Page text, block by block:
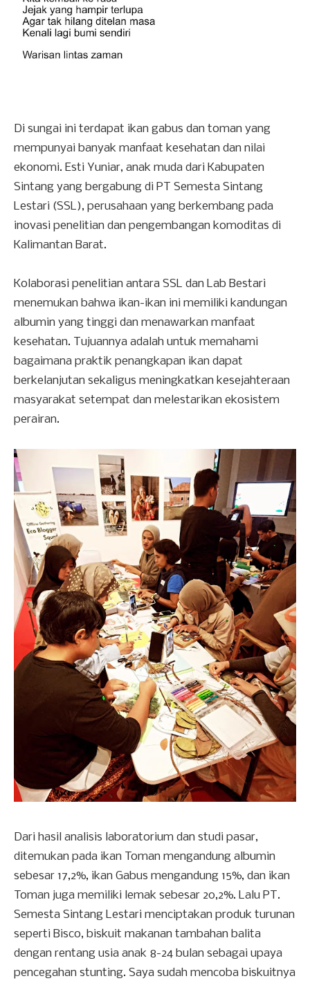
Di sungai ini terdapat ikan gabus dan toman yang
mempunyai banyak manfaat kesehatan dan nilai
ekonomi. Esti Yuniar, anak muda dari Kabupaten
Sintang yang bergabung di PT Semesta Sintang
Lestari (SSL), perusahaan yang berkembang pada
inovasi penelitian dan pengembangan komoditas di
Kalimantan Barat.
Kolaborasi penelitian antara SSL dan Lab Bestari
menemukan bahwa ikan-ikan ini memiliki kandungan
albumin yang tinggi dan menawarkan manfaat
kesehatan. Tujuannya adalah untuk memahami
bagaimana praktik penangkapan ikan dapat
berkelanjutan sekaligus meningkatkan kesejahteraan
masyarakat setempat dan melestarikan ekosistem
perairan.
Dari hasil analisis laboratorium dan studi pasar,
ditemukan pada ikan Toman mengandung albumin
sebesar 17,2%, ikan Gabus mengandung 15%, dan ikan
Toman juga memiliki lemak sebesar 20,2%. Lalu PT.
Semesta Sintang Lestari menciptakan produk turunan
seperti Bisco, biskuit makanan tambahan balita
dengan rentang usia anak 8-24 bulan sebagai upaya
pencegahan stunting. Saya sudah mencoba biskuitnya